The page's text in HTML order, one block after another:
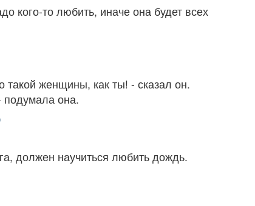
кого-то любить, иначе она будет всех
такой женщины, как ты! - сказал он.
подумала она.
должен научиться любить дождь.